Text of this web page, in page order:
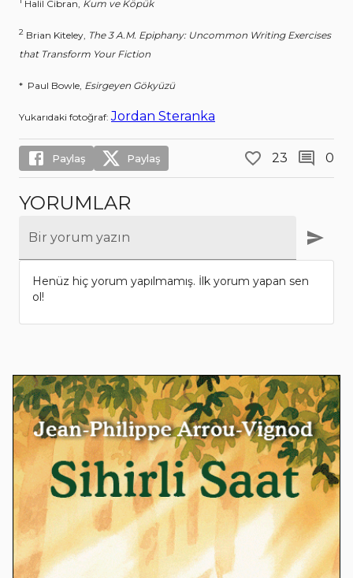
Halil Cibran, Kum ve Köpük
2 Brian Kiteley, The 3 A.M. Epiphany: Uncommon Writing Exercises
that Transform Your Fiction
* Paul Bowle, Esirgeyen Gökyüzü
Yukarıdaki fotoğraf:Jordan Steranka
Paylaş Paylaş 23 0
YORUMLAR
Bir yorum yazın
Henüz hiç yorum yapılmamış. İlk yorum yapan sen
ol!